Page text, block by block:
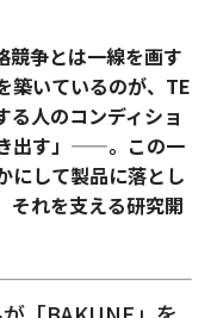
競争とは一線を画す
築いているのが、TE
る人のコンディショ
出す」——。この一
にして製品に落とし
それを支える研究開